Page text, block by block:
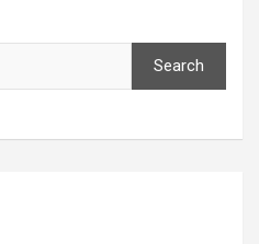
Search